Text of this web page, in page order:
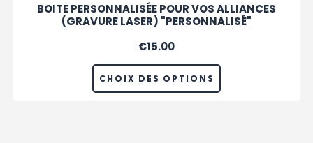
BOITE PERSONNALISÉE POUR VOS ALLIANCES
(GRAVURE LASER) "PERSONNALISÉ"
€15.00
CHOIX DES OPTIONS